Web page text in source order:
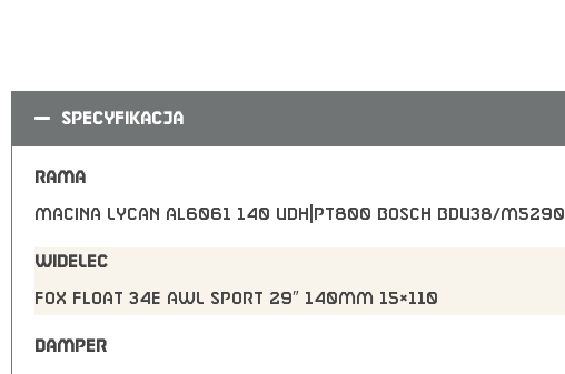
SPECYFIKACJA
RAMA
Macina Lycan Al6061 140 UDH|PT800 Bosch BDU38/M5290
WIDELEC
FOX Float 34E AWL Sport 29″ 140mm 15×110
DAMPER